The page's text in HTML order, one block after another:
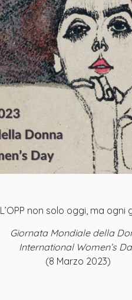
L’OPP non solo oggi, ma ogni
Giornata Mondiale della
International Women’s
(8 Marzo 2023)